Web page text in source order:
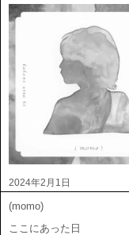
2024年2月1日
(momo)
ここにあった日